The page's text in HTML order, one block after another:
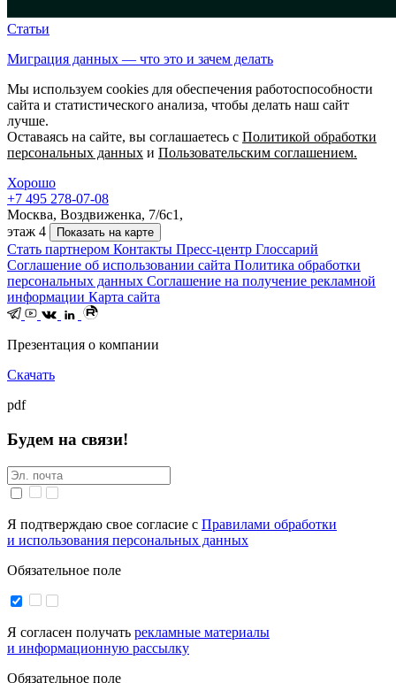
Статьи
Миграция данных — что это и зачем делать
Мы используем cookies для обеспечения работоспособности
сайта и статистического анализа, чтобы делать наш сайт
лучше.
Оставаясь на сайте, вы соглашаетесь с Политикой обработки
персональных данных и Пользовательским соглашением.
Хорошо
+7 495 278-07-08
Москва, Воздвиженка, 7/6с1,
этаж 4
Показать на карте
Стать партнером Контакты Пресс-центр Глоссарий
Соглашение об использовании сайта Политика обработки
персональных данных Соглашение на получение рекламной
информации Карта сайта
Презентация о компании
Скачать
pdf
Будем на связи!
Я подтверждаю свое согласие с Правилами обработки
и использования персональных данных
Обязательное поле
Я согласен получать рекламные материалы
и информационную рассылку
Обязательное поле